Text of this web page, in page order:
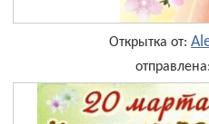
Открытка от: